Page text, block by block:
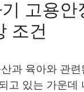
고용안
조건
과 육아와 관련
고 있는 가운데